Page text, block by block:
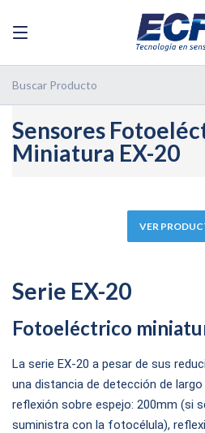
Sensores
Miniatura EX-20
VER
Serie EX-20
Fotoeléctrico
La serie EX-20 a pesar de sus
una distancia de detección de largo
reflexión sobre espejo: 200mm (si
suministra con la fotocélula),